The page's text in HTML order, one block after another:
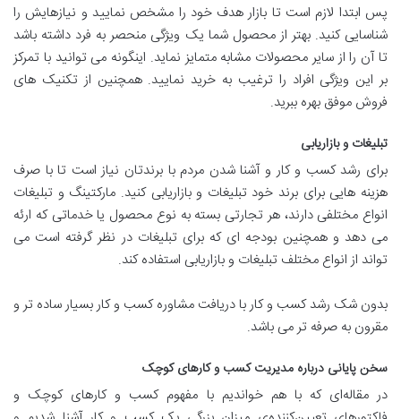
پس ابتدا لازم است تا بازار هدف خود را مشخص نمایید و نیازهایش را
شناسایی کنید. بهتر از محصول شما یک ویژگی منحصر به فرد داشته باشد
تا آن را از سایر محصولات مشابه متمایز نماید. اینگونه می توانید با تمرکز
بر این ویژگی افراد را ترغیب به خرید نمایید. همچنین از تکنیک های
فروش موفق بهره ببرید.
تبلیغات و بازاریابی
برای رشد کسب و کار و آشنا شدن مردم با برندتان نیاز است تا با صرف
هزینه هایی برای برند خود تبلیغات و بازاریابی کنید. مارکتینگ و تبلیغات
انواع مختلفی دارند، هر تجارتی بسته به نوع محصول یا خدماتی که ارئه
می دهد و همچنین بودجه ای که برای تبلیغات در نظر گرفته است می
تواند از انواع مختلف تبلیغات و بازاریابی استفاده کند.
بدون شک رشد کسب و کار با دریافت مشاوره کسب و کار بسیار ساده تر و
مقرون به صرفه تر می باشد.
سخن پایانی درباره مدیریت کسب و کارهای کوچک
در مقاله‌ای که با هم خواندیم با مفهوم کسب و کارهای کوچک و